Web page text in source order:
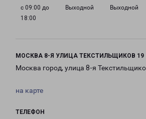
с 09:00 до
18:00
Выходной Выходной
МОСКВА 8-Я УЛИЦА ТЕКСТИЛЬЩИКОВ 19
Москва город, улица 8-я
на карте
ТЕЛЕФОН